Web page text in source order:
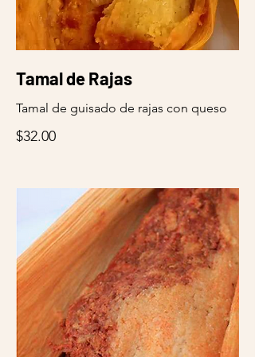
Tamal de Rajas
Tamal de guisado de rajas con queso
$32.00